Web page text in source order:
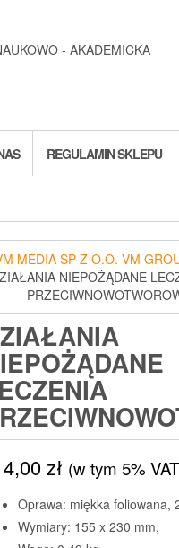
- AKADEMICKA
REGULAMIN SKLEPU
MEDIA SP Z O.O. VM
NIEPOŻĄDANE
zł (w tym 5%
Oprawa: miękka foliowana,
Wymiary: 155 x 230 mm,